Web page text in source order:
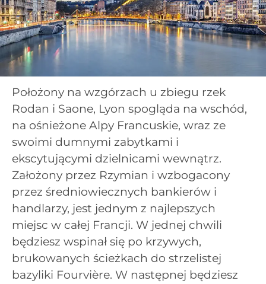
Położony na wzgórzach u zbiegu rzek
Rodan i Saone, Lyon spogląda na wschód,
na ośnieżone Alpy Francuskie, wraz ze
swoimi dumnymi zabytkami i
ekscytującymi dzielnicami wewnątrz.
Założony przez Rzymian i wzbogacony
przez średniowiecznych bankierów i
handlarzy, jest jednym z najlepszych
miejsc w całej Francji. W jednej chwili
będziesz wspinał się po krzywych,
brukowanych ścieżkach do strzelistej
bazyliki Fourvière. W następnej będziesz